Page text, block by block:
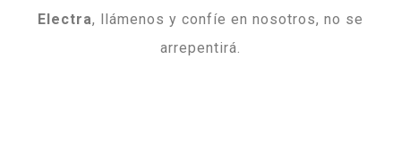
Electra, llámenos y confíe en nosotros, no se
arrepentirá.